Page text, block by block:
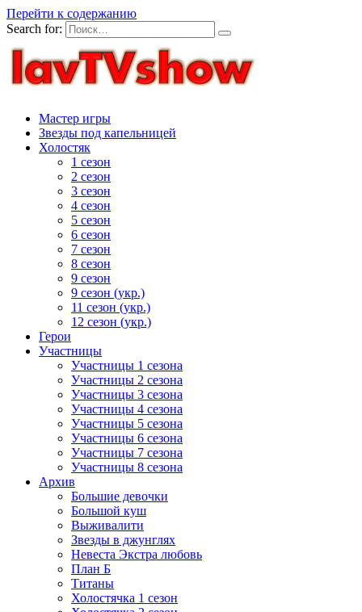
Перейти к содержанию
Search for:
Мастер игры
Звезды под капельницей
Холостяк
1 сезон
2 сезон
3 сезон
4 сезон
5 сезон
6 сезон
7 сезон
8 сезон
9 сезон
9 сезон (укр.)
11 сезон (укр.)
12 сезон (укр.)
Герои
Участницы
Участницы 1 сезона
Участницы 2 сезона
Участницы 3 сезона
Участницы 4 сезона
Участницы 5 сезона
Участницы 6 сезона
Участницы 7 сезона
Участницы 8 сезона
Архив
Большие девочки
Большой куш
Выживалити
Звезды в джунглях
Невеста Экстра любовь
План Б
Титаны
Холостячка 1 сезон